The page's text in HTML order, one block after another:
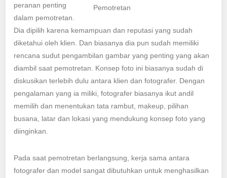
peranan penting
dalam pemotretan.
Dia dipilih karena kemampuan dan reputasi yang sudah
diketahui oleh klien. Dan biasanya dia pun sudah memiliki
rencana sudut pengambilan gambar yang penting yang akan
diambil saat pemotretan. Konsep foto ini biasanya sudah di
diskusikan terlebih dulu antara klien dan fotografer. Dengan
pengalaman yang ia miliki, fotografer biasanya ikut andil
memilih dan menentukan tata rambut, makeup, pilihan
busana, latar dan lokasi yang mendukung konsep foto yang
diinginkan.
Pada saat pemotretan berlangsung, kerja sama antara
fotografer dan model sangat dibutuhkan untuk menghasilkan